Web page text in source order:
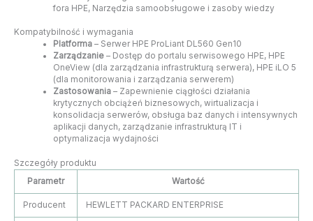
fora HPE, Narzędzia samoobsługowe i zasoby wiedzy
Kompatybilność i wymagania
Platforma– Serwer HPE ProLiant DL560 Gen10
Zarządzanie– Dostęp do portalu serwisowego HPE, HPE
OneView (dla zarządzania infrastrukturą serwera), HPE iLO 5
(dla monitorowania i zarządzania serwerem)
Zastosowania– Zapewnienie ciągłości działania
krytycznych obciążeń biznesowych, wirtualizacja i
konsolidacja serwerów, obsługa baz danych i intensywnych
aplikacji danych, zarządzanie infrastrukturą IT i
optymalizacja wydajności
Szczegóły produktu
Parametr
Wartość
Producent HEWLETT PACKARD ENTERPRISE